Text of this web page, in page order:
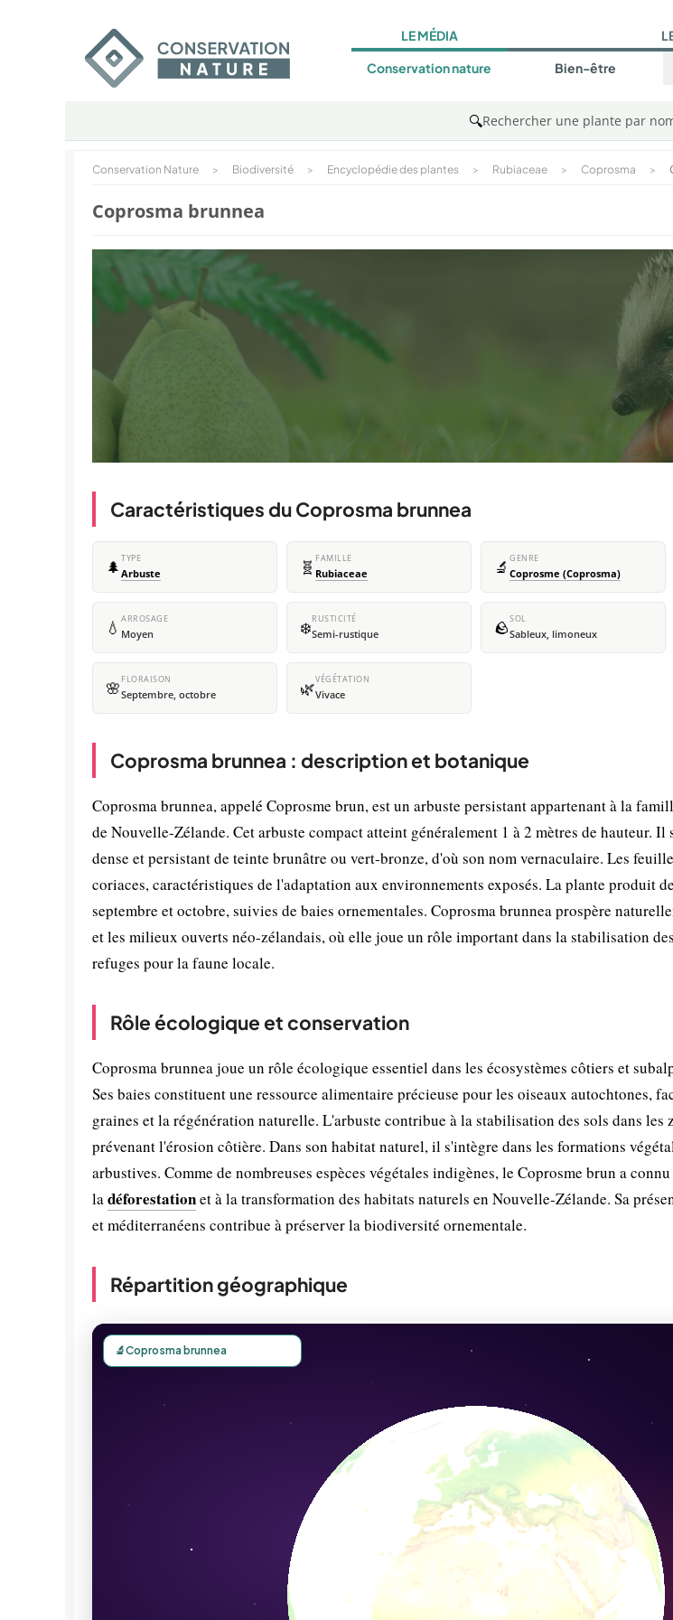
LE MÉDIA
Conservation nature Bien-être
🔍Rechercher une plante par
Conservation Nature > Biodiversité > Encyclopédie des plantes > Rubiaceae > Coprosma >
Coprosma brunnea
Caractéristiques du Coprosma brunnea
🌲 TYPE
Arbuste 🧬 FAMILLE
Rubiaceae 🔬 GENRE
Coprosme (Coprosma)
💧 ARROSAGE
Moyen ❄️RUSTICITÉ
Semi-rustique 🪨SOL
Sableux, limoneux
🌸 FLORAISON
Septembre, octobre 🌿VÉGÉTATION
Vivace
Coprosma brunnea : description et botanique
Coprosma brunnea, appelé Coprosme brun, est un arbuste persistant appartenant à la
de Nouvelle-Zélande. Cet arbuste compact atteint généralement 1 à 2 mètres de hauteur.
dense et persistant de teinte brunâtre ou vert-bronze, d'où son nom vernaculaire. Les
coriaces, caractéristiques de l'adaptation aux environnements exposés. La plante produit
septembre et octobre, suivies de baies ornementales. Coprosma brunnea prospère
et les milieux ouverts néo-zélandais, où elle joue un rôle important dans la stabilisation
refuges pour la faune locale.
Rôle écologique et conservation
Coprosma brunnea joue un rôle écologique essentiel dans les écosystèmes côtiers et
Ses baies constituent une ressource alimentaire précieuse pour les oiseaux autochtones,
graines et la régénération naturelle. L'arbuste contribue à la stabilisation des sols dans les
prévenant l'érosion côtière. Dans son habitat naturel, il s'intègre dans les formations
arbustives. Comme de nombreuses espèces végétales indigènes, le Coprosme brun a
ladéforestationet à la transformation des habitats naturels en Nouvelle-Zélande. Sa
et méditerranéens contribue à préserver la biodiversité ornementale.
Répartition géographique